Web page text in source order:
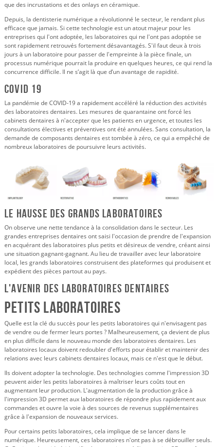
que des incrustations et des onlays en céramique.
Depuis, la dentisterie numérique a révolutionné le secteur, le rendant plus
efficace que jamais. Si cette technologie est un atout majeur pour les
entreprises qui l'ont adoptée, les laboratoires qui ne l'ont pas adoptée se
sont rapidement retrouvés fortement désavantagés. S'il faut deux à trois
jours à un laboratoire pour passer de l'empreinte à la pièce finale, un
processus numérique pourrait la produire en quelques heures, ce qui rend la
concurrence difficile. Il ne s’agit là que d’un avantage de rapidité.
COVID 19
La pandémie de COVID-19 a rapidement accéléré la réduction des activités
des laboratoires dentaires. Les mesures de quarantaine ont forcé les
cabinets dentaires à n'accepter que les patients en urgence, et toutes les
consultations électives et préventives ont été annulées. Sans consultation, la
demande de composants dentaires est tombée à zéro, ce qui a empêché de
nombreux laboratoires de poursuivre leurs activités.
Le Hausse des grands laboratoires
On observe une nette tendance à la consolidation dans le secteur. Les
grandes entreprises dentaires ont saisi l'occasion de prendre de l'expansion
en acquérant des laboratoires plus petits et désireux de vendre, créant ainsi
une situation gagnant-gagnant. Au lieu de travailler avec leur laboratoire
local, les grands laboratoires construisent des plateformes qui produisent et
expédient des pièces partout au pays.
L'avenir des laboratoires dentaires
Petits laboratoires
Quelle est la clé du succès pour les petits laboratoires qui n'envisagent pas
de vendre ou de fermer leurs portes ? Malheureusement, ça devient de plus
en plus difficile dans le nouveau monde des laboratoires dentaires. Les
laboratoires locaux doivent redoubler d'efforts pour établir et maintenir des
relations avec leurs cabinets dentaires locaux, mais ce n'est que le début.
Ils doivent adopter la technologie. Des technologies comme l'impression 3D
peuvent aider les petits laboratoires à maîtriser leurs coûts tout en
augmentant leur production. L'augmentation de la production grâce à
l'impression 3D permet aux laboratoires de répondre plus rapidement aux
commandes et ouvre la voie à des sources de revenus supplémentaires
grâce à l'expansion de nouveaux services.
Pour certains petits laboratoires, cela implique de se lancer dans le
numérique. Heureusement, ces laboratoires n'ont pas à se débrouiller seuls.